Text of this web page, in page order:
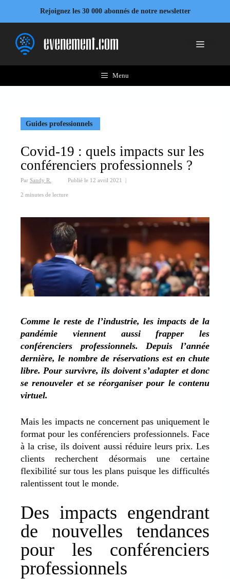
contenu
Rejoignez les 30 000 abonnés de notre newsletter
Menu
Menu
Guides professionnels
Covid-19 : quels impacts sur les
conférenciers professionnels ?
Par Sandy R. Publié le 12 avril 2021 |
2 minutes de lecture
Comme le reste de l’industrie, les impacts de la
pandémie viennent aussi frapper les
conférenciers professionnels. Depuis l’année
dernière, le nombre de réservations est en chute
libre. Pour survivre, ils doivent s’adapter et donc
se renouveler et se réorganiser pour le contenu
virtuel.
Mais les impacts ne concernent pas uniquement le
format pour les conférenciers professionnels. Face
à la crise, ils doivent aussi réduire leurs prix. Les
clients recherchent désormais une certaine
flexibilité sur tous les plans puisque les difficultés
ralentissent tout le monde.
Des impacts engendrant
de nouvelles tendances
pour les conférenciers
professionnels